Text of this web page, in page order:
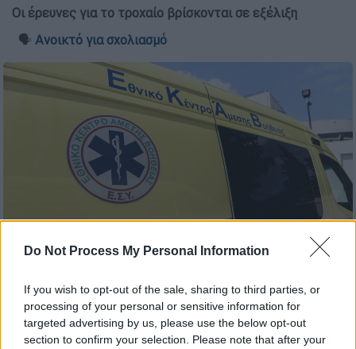
Do Not Process My Personal Information
If you wish to opt-out of the sale, sharing to third parties, or
processing of your personal or sensitive information for
targeted advertising by us, please use the below opt-out
section to confirm your selection. Please note that after your
Οι έρευνες για το τροχαίο βρίσκονται σε εξέλιξη
🗣️ Ανοικτό για σχολιασμό
Προσθέστε το ΕΘΝΟΣ στη Google